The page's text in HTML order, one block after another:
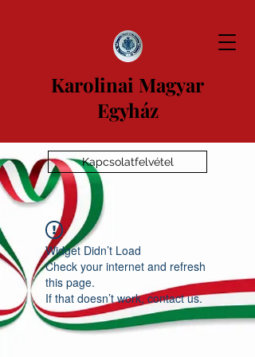
Karolinai Magyar
Egyház
Kapcsolatfelvétel
Widget Didn’t Load
Check your internet and refresh
this page.
If that doesn’t work, contact us.